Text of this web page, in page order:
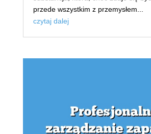
przede wszystkim z przemysłem...
czytaj dalej